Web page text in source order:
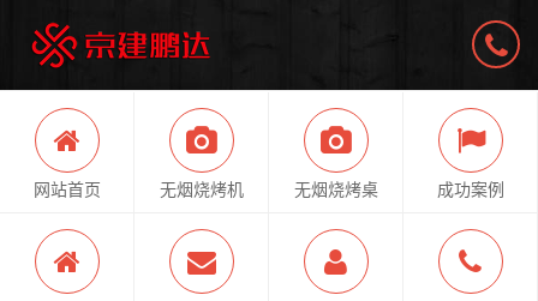
网站首页 无烟烧烤机 无烟烧烤桌 成功案例